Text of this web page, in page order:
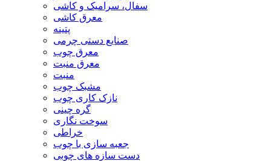
سفال، سرامیک و کاشی
معرق کاشی
پتینه
صنایع دستی چرمی
معرق چوب
معرق منبت
منبت
مشبک چوب
نازک کاری چوب
گره چینی
سوخت نگاری
خراطی
جعبه سازی با چوب
دست سازه های چوبی